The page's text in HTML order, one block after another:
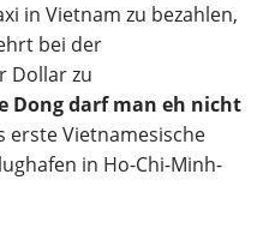
in Vietnam zu bezahlen,
bei der
Dollar zu
Dong darf man eh nicht
erste Vietnamesische
in Ho-Chi-Minh-